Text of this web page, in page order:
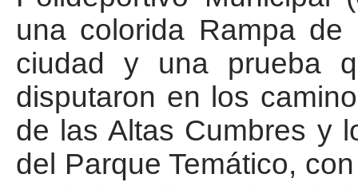
una colorida Rampa
ciudad y una prueba
disputaron en los
de las Altas Cumbres y
del Parque Temático,